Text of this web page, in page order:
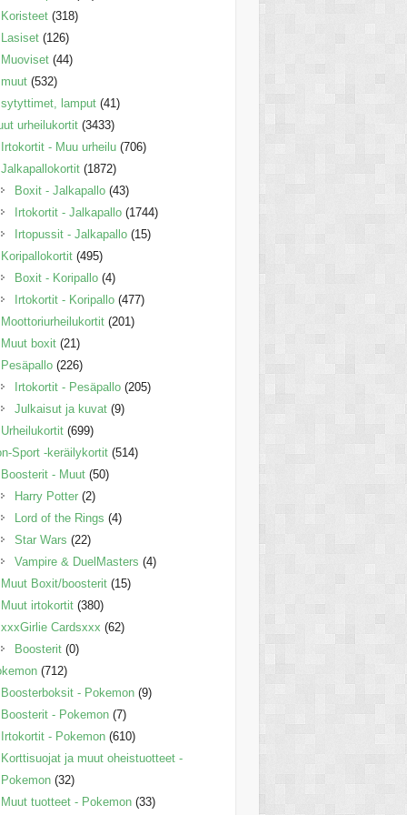
Koristeet (318)
Lasiset (126)
Muoviset (44)
muut (532)
sytyttimet, lamput (41)
urheilukortit (3433)
Irtokortit - Muu urheilu (706)
Jalkapallokortit (1872)
Boxit - Jalkapallo (43)
Irtokortit - Jalkapallo (1744)
Irtopussit - Jalkapallo (15)
Koripallokortit (495)
Boxit - Koripallo (4)
Irtokortit - Koripallo (477)
Moottoriurheilukortit (201)
Muut boxit (21)
Pesäpallo (226)
Irtokortit - Pesäpallo (205)
Julkaisut ja kuvat (9)
Urheilukortit (699)
Sport -keräilykortit (514)
Boosterit - Muut (50)
Harry Potter (2)
Lord of the Rings (4)
Star Wars (22)
Vampire & DuelMasters (4)
Muut Boxit/boosterit (15)
Muut irtokortit (380)
xxxGirlie Cardsxxx (62)
Boosterit (0)
(712)
Boosterboksit - Pokemon (9)
Boosterit - Pokemon (7)
Irtokortit - Pokemon (610)
Korttisuojat ja muut oheistuotteet -
Pokemon (32)
Muut tuotteet - Pokemon (33)